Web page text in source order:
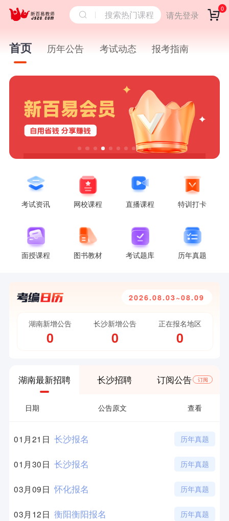
搜索热门课程 请先登录
0
首页 历年公告 考试动态 报考指南
考试资讯 网校课程 直播课程 特训打卡
面授课程 图书教材 考试题库 历年真题
2026.08.03~08.09
湖南新增公告
0
长沙新增公告
0
正在报名地区
0
湖南最新招聘 长沙招聘 订阅公告 订阅
日期 公告原文 查看
01月21日 长沙报名 历年真题
01月30日 长沙报名 历年真题
03月09日 怀化报名 历年真题
03月12日 衡阳衡阳报名 历年真题